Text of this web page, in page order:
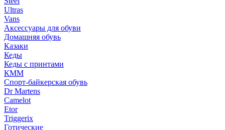
Ultras
Vans
Аксессуары для обуви
Домашняя обувь
Казаки
Кеды
Кеды с принтами
КММ
Спорт-байкерская обувь
Dr Martens
Camelot
Etor
Triggerix
Готические